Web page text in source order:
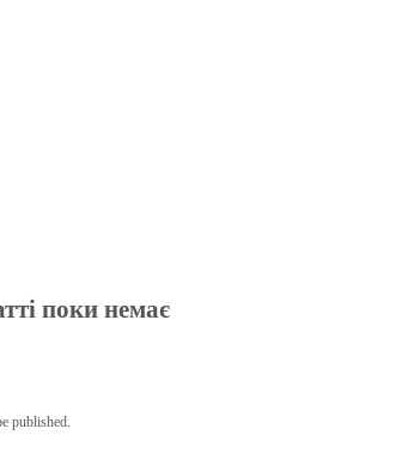
поки немає
published.